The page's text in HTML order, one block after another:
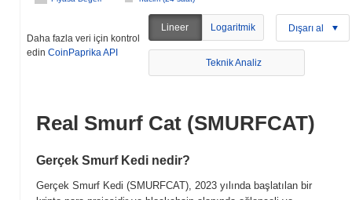
Daha fazla veri için kontrol
edin CoinPaprika API
Lineer Logaritmik Dışarı al
Teknik Analiz
Real Smurf Cat (SMURFCAT)
Gerçek Smurf Kedi nedir?
Gerçek Smurf Kedi (SMURFCAT), 2023 yılında başlatılan bir